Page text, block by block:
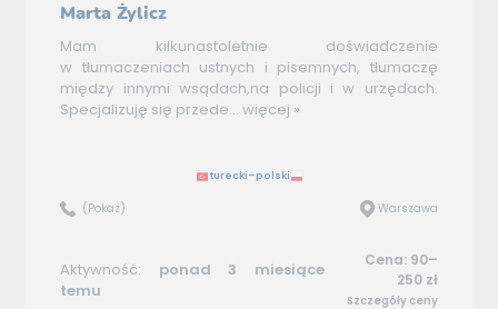
Marta Żylicz
Mam kilkunastoletnie doświadczenie
w tłumaczeniach ustnych i pisemnych, tłumaczę
między innymi wsądach,na policji i w urzędach.
Specjalizuję się przede... więcej »
turecki–polski
(Pokaż) Warszawa
Aktywność: ponad 3 miesiące
temu
Cena: 90–
250 zł
Szczegóły ceny